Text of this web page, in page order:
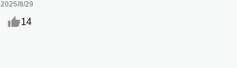
2025/8/29
14